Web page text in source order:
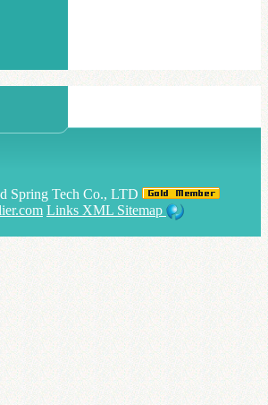
Spring Tech Co., LTD
Links XML Sitemap